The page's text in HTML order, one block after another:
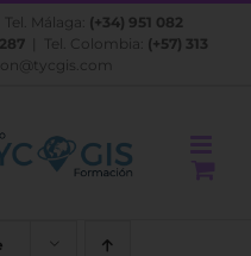
| Tel. Málaga: (+34) 951 082
| Tel. Colombia: (+57) 313